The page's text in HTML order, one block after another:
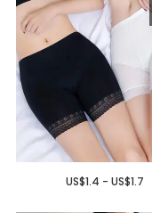
US$1.4 - US$1.7